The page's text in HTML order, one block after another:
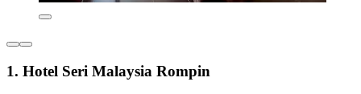
1. Hotel Seri Malaysia Rompin